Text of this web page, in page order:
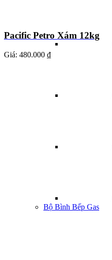
Bộ Bình Bếp Gas
Pacific Petro Xám 12kg
Giá: 480.000 ₫